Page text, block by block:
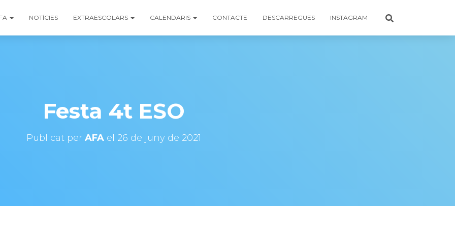
NOTÍCIES EXTRAESCOLARS CALENDARIS CONTACTE DESCARREGUES INSTAGRAM
Festa 4t ESO
Publicat per AFA el 26 de juny de 2021